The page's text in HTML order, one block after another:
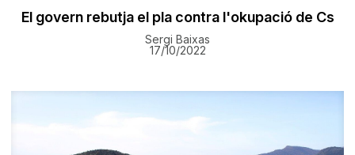
El govern rebutja el pla contra l'okupació de Cs
Sergi Baixas
17/10/2022